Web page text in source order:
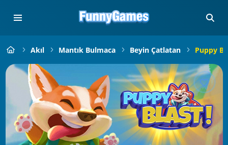
Akıl Mantık Bulmaca Beyin Çatlatan Puppy